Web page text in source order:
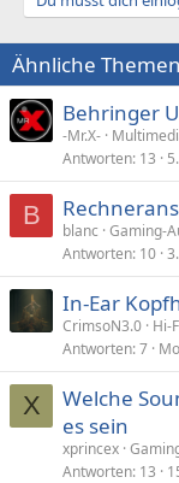
Ähnliche Themen
Behringer
-Mr.X-
Antworten 13
B
blanc Gaming-
Antworten 10
In-Ear
CrimsoN3.0 Hi-
Antworten 7
X
Welche
es sein
xprincex
Antworten 13